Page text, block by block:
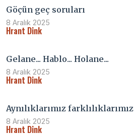
Göçün geç soruları
8 Aralık 2025
Hrant Dink
Gelane... Hablo... Holane...
8 Aralık 2025
Hrant Dink
Aynılıklarımız farklılıklarımız
8 Aralık 2025
Hrant Dink